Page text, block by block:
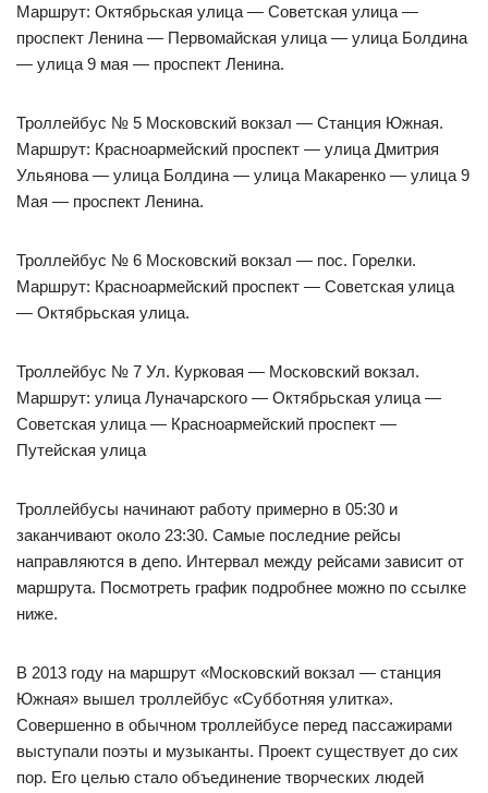
Маршрут: Октябрьская улица — Советская улица —
проспект Ленина — Первомайская улица — улица Болдина
— улица 9 мая — проспект Ленина.
Троллейбус № 5 Московский вокзал — Станция Южная.
Маршрут: Красноармейский проспект — улица Дмитрия
Ульянова — улица Болдина — улица Макаренко — улица 9
Мая — проспект Ленина.
Троллейбус № 6 Московский вокзал — пос. Горелки.
Маршрут: Красноармейский проспект — Советская улица
— Октябрьская улица.
Троллейбус № 7 Ул. Курковая — Московский вокзал.
Маршрут: улица Луначарского — Октябрьская улица —
Советская улица — Красноармейский проспект —
Путейская улица
Троллейбусы начинают работу примерно в 05:30 и
заканчивают около 23:30. Самые последние рейсы
направляются в депо. Интервал между рейсами зависит от
маршрута. Посмотреть график подробнее можно по ссылке
ниже.
В 2013 году на маршрут «Московский вокзал — станция
Южная» вышел троллейбус «Субботняя улитка».
Совершенно в обычном троллейбусе перед пассажирами
выступали поэты и музыканты. Проект существует до сих
пор. Его целью стало объединение творческих людей